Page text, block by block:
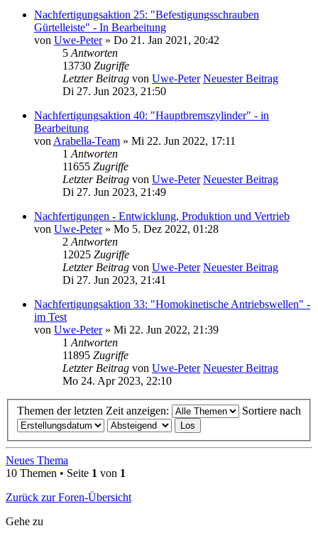
Nachfertigungsaktion 25: "Befestigungsschrauben
Gürtelleiste" - In Bearbeitung
von Uwe-Peter» Do 21. Jan 2021, 20:42
5 Antworten
13730 Zugriffe
Letzter Beitrag von Uwe-Peter Neuester Beitrag
Di 27. Jun 2023, 21:50
Nachfertigungsaktion 40: "Hauptbremszylinder" - in
Bearbeitung
von Arabella-Team » Mi 22. Jun 2022, 17:11
1 Antworten
11655 Zugriffe
Letzter Beitrag von Uwe-Peter Neuester Beitrag
Di 27. Jun 2023, 21:49
Nachfertigungen - Entwicklung, Produktion und Vertrieb
von Uwe-Peter» Mo 5. Dez 2022, 01:28
2 Antworten
12025 Zugriffe
Letzter Beitrag von Uwe-Peter Neuester Beitrag
Di 27. Jun 2023, 21:41
Nachfertigungsaktion 33: "Homokinetische Antriebswellen" -
im Test
von Uwe-Peter» Mi 22. Jun 2022, 21:39
1 Antworten
11895 Zugriffe
Letzter Beitrag von Uwe-Peter Neuester Beitrag
Mo 24. Apr 2023, 22:10
Themen der letzten Zeit anzeigen: Sortiere nach
Neues Thema
10 Themen • Seite 1 von 1
Zurück zur Foren-Übersicht
Gehe zu